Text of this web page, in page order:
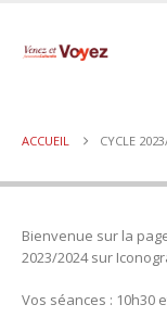
ACCUEIL CYCLE
Bienvenue sur la
2023/2024 sur
Vos séances : 10h30